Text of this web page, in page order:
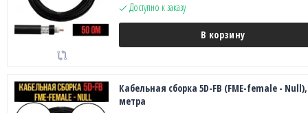
Доступно к заказу
В корзину
Кабельная сборка 5D-FB (FME-female - Null),
метра